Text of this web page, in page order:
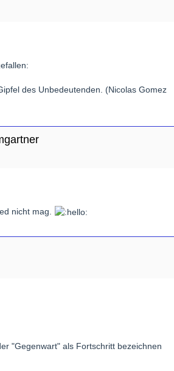
des Unbedeutenden. (Nicolas Gomez
nicht mag.
"Gegenwart" als Fortschritt bezeichnen